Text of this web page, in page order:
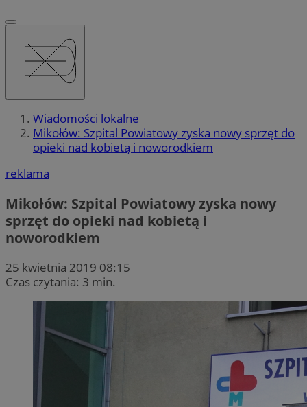
Wiadomości lokalne
Mikołów: Szpital Powiatowy zyska nowy sprzęt do
opieki nad kobietą i noworodkiem
reklama
Mikołów: Szpital Powiatowy zyska nowy
sprzęt do opieki nad kobietą i
noworodkiem
25 kwietnia 2019 08:15
Czas czytania: 3 min.